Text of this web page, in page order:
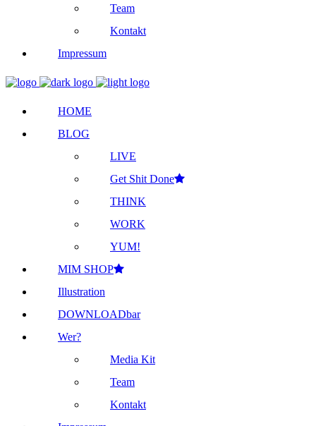
Team
Kontakt
Impressum
HOME
BLOG
LIVE
Get Shit Done
THINK
WORK
YUM!
MIM SHOP
Illustration
DOWNLOADbar
Wer?
Media Kit
Team
Kontakt